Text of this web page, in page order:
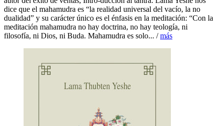
dice que el mahamudra es “la realidad universal del vacío, la no
dualidad” y su carácter único es el énfasis en la meditación: “Con la
meditación mahamudra no hay doctrina, no hay teología, ni
filosofía, ni Dios, ni Buda. Mahamudra es solo... /más